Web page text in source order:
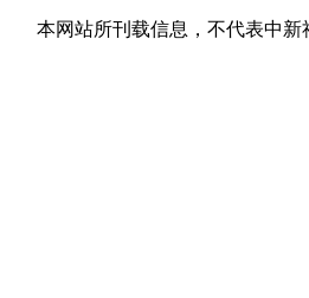
本网站所刊载信息，不代表中